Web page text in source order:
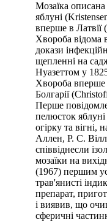
Мозаїка
яблуні
вперше в Латвії
Хвороба відома
докази
щепленні на
Нуазеттом у
Хвороба вперше
Болгарії
Перше
пелюсток
огірку та
Аллен, Р. С.
співвіднесли
мозаїки на
(1967) першим
трав'янисті
препарат,
і виявив, що
сферичні